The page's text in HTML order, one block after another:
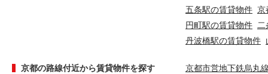
五条駅の賃貸物件 京
円町駅の賃貸物件
丹波橋駅の賃貸物件
京都の路線付近から賃貸物件を探す
京都市営地下鉄烏丸